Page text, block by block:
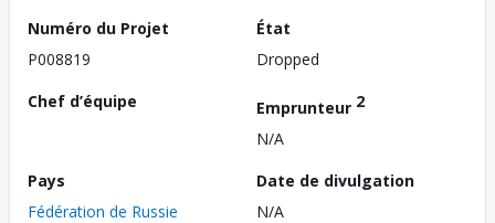
Numéro du Projet
P008819
État
Dropped
Chef d’équipe
Emprunteur 2
N/A
Pays
Fédération de Russie
Date de divulgation
N/A